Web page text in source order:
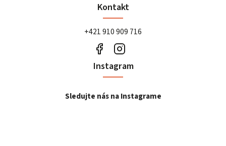
Kontakt
+421 910 909 716
Instagram
Sledujte nás na Instagrame